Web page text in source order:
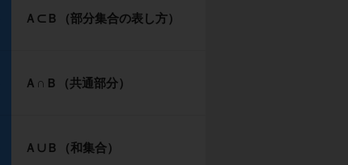
Ａ⊂Ｂ（部分集合の表し方）
Ａ∩Ｂ（共通部分）
Ａ∪Ｂ（和集合）